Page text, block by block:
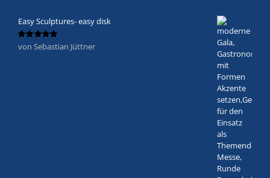
Easy Sculptures- easy disk
Bewertet
von Sebastian Jüttner